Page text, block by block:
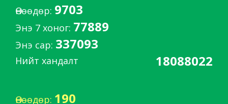
Ардын аман зохиол
Өнөөдөр: 9703
Энэ 7 хоног: 77889
Энэ сар: 337093
Нийт хандалт 18088022
Өнөөдөр: 190